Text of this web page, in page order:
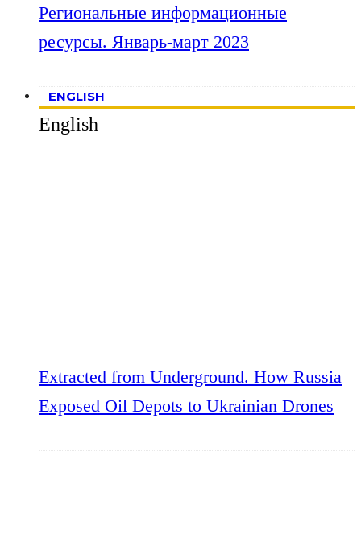
Региональные информационные
ресурсы. Январь-март 2023
ENGLISH
English
Extracted from Underground. How Russia
Exposed Oil Depots to Ukrainian Drones